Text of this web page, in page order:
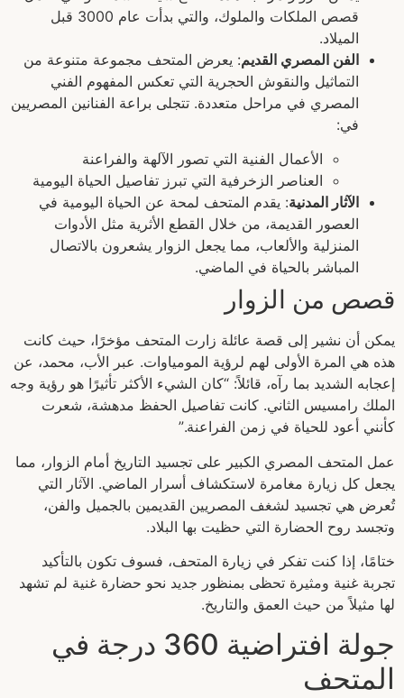
قصص الملكات والملوك، والتي بدأت عام 3000 قبل
الميلاد.
الفن المصري القديم: يعرض المتحف مجموعة متنوعة من
التماثيل والنقوش الحجرية التي تعكس المفهوم الفني
المصري في مراحل متعددة. تتجلى براعة الفنانين المصريين
في:
الأعمال الفنية التي تصور الآلهة والفراعنة
العناصر الزخرفية التي تبرز تفاصيل الحياة اليومية
الآثار المدنية: يقدم المتحف لمحة عن الحياة اليومية في
العصور القديمة، من خلال القطع الأثرية مثل الأدوات
المنزلية والألعاب، مما يجعل الزوار يشعرون بالاتصال
المباشر بالحياة في الماضي.
قصص من الزوار
يمكن أن نشير إلى قصة عائلة زارت المتحف مؤخرًا، حيث كانت
هذه هي المرة الأولى لهم لرؤية المومياوات. عبر الأب، محمد، عن
إعجابه الشديد بما رآه، قائلاً: “كان الشيء الأكثر تأثيرًا هو رؤية وجه
الملك رامسيس الثاني. كانت تفاصيل الحفظ مدهشة، شعرت
كأنني أعود للحياة في زمن الفراعنة.”
عمل المتحف المصري الكبير على تجسيد التاريخ أمام الزوار، مما
يجعل كل زيارة مغامرة لاستكشاف أسرار الماضي. الآثار التي
تُعرض هي تجسيد لشغف المصريين القديمين بالجميل والفن،
وتجسد روح الحضارة التي حظيت بها البلاد.
ختامًا، إذا كنت تفكر في زيارة المتحف، فسوف تكون بالتأكيد
تجربة غنية ومثيرة تحظى بمنظور جديد نحو حضارة غنية لم تشهد
لها مثيلاً من حيث العمق والتاريخ.
جولة افتراضية 360 درجة في
المتحف